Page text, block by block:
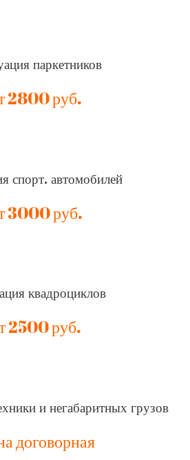
паркетников
2800 руб.
спорт. автомобилей
3000 руб.
квадроциклов
2500 руб.
и негабаритных грузов
договорная